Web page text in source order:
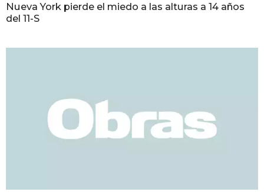
Nueva York pierde el miedo a las alturas a 14 años
del 11-S